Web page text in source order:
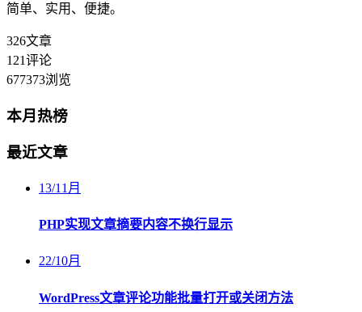
简单、实用、便捷。
326文章
121评论
677373浏览
本月热榜
最近文章
13/11月
PHP实现文章摘要内容不换行显示
22/10月
WordPress文章评论功能批量打开或关闭方法